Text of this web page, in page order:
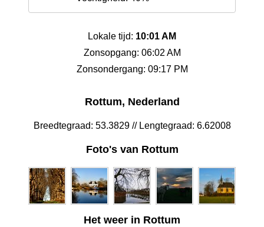
Lokale tijd: 10:01 AM
Zonsopgang: 06:02 AM
Zonsondergang: 09:17 PM
Rottum, Nederland
Breedtegraad: 53.3829 // Lengtegraad: 6.62008
Foto's van Rottum
Het weer in Rottum